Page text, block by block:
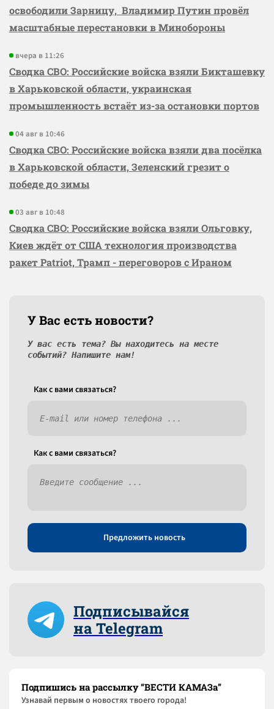
освободили Зарницу, Владимир Путин провёл
масштабные перестановки в Минобороны
вчера в 11:26
Сводка СВО: Российские войска взяли Бикташевку
в Харьковской области, украинская
промышленность встаёт из-за остановки портов
04 авг в 10:46
Сводка СВО: Российские войска взяли два посёлка
в Харьковской области, Зеленский грезит о
победе до зимы
03 авг в 10:48
Сводка СВО: Российские войска взяли Ольговку,
Киев ждёт от США технология производства
ракет Patriot, Трамп - переговоров с Ираном
У Вас есть новости?
У вас есть тема? Вы находитесь на месте
событий? Напишите нам!
Как c вами связаться?
Как c вами связаться?
Предложить новость
Подписывайся
на Telegram
Подпишись на рассылку “ВЕСТИ КАМАЗа”
Узнaвай первым о новостях твоего города!